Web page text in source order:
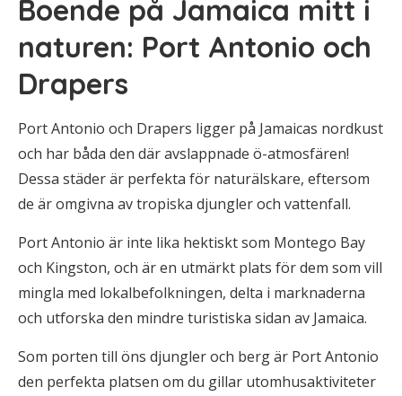
Boende på Jamaica mitt i
naturen: Port Antonio och
Drapers
Port Antonio och Drapers ligger på Jamaicas nordkust
och har båda den där avslappnade ö-atmosfären!
Dessa städer är perfekta för naturälskare, eftersom
de är omgivna av tropiska djungler och vattenfall.
Port Antonio är inte lika hektiskt som Montego Bay
och Kingston, och är en utmärkt plats för dem som vill
mingla med lokalbefolkningen, delta i marknaderna
och utforska den mindre turistiska sidan av Jamaica.
Som porten till öns djungler och berg är Port Antonio
den perfekta platsen om du gillar utomhusaktiviteter